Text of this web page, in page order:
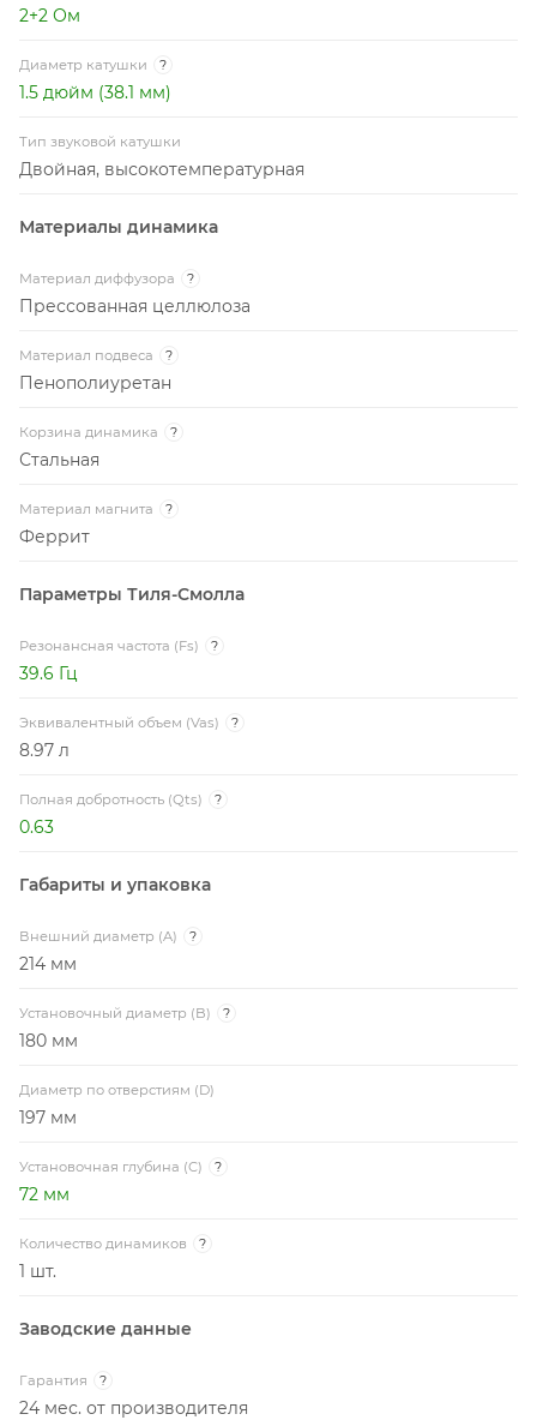
2+2 Ом
Диаметр катушки ?
1.5 дюйм (38.1 мм)
Тип звуковой катушки
Двойная, высокотемпературная
Материалы динамика
Материал диффузора ?
Прессованная целлюлоза
Материал подвеса ?
Пенополиуретан
Корзина динамика ?
Стальная
Материал магнита ?
Феррит
Параметры Тиля-Смолла
Резонансная частота (Fs) ?
39.6 Гц
Эквивалентный объем (Vas) ?
8.97 л
Полная добротность (Qts) ?
0.63
Габариты и упаковка
Внешний диаметр (A) ?
214 мм
Установочный диаметр (B) ?
180 мм
Диаметр по отверстиям (D)
197 мм
Установочная глубина (C) ?
72 мм
Количество динамиков ?
1 шт.
Заводские данные
Гарантия ?
24 мес. от производителя